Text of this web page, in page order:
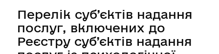
Перелік суб’єктів надання
послуг, включених до
Реєстру суб’єктів надання